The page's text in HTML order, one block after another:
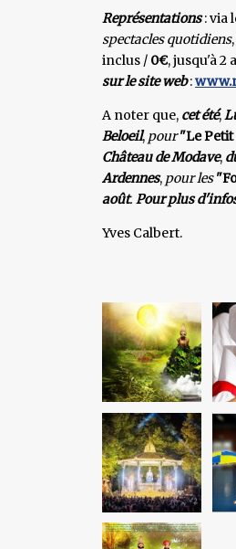
Représentations: via
spectacles quotidiens
inclus / 0€, jusqu'à 2
sur le site web:
A noter que, cet été,
Beloeil, pour "Le
Château de Modave,
Ardennes, pour les
août. Pour plus
Yves Calbert.